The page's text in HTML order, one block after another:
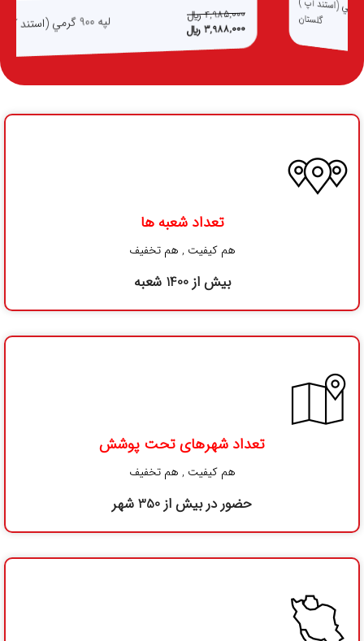
4,985,000 ﷼
3,988,000 ﷼
تعداد شعبه ها
هم کیفیت , هم تخفیف
بیش از 1400 شعبه
تعداد شهرهای تحت پوشش
هم کیفیت , هم تخفیف
حضور در بیش از 350 شهر